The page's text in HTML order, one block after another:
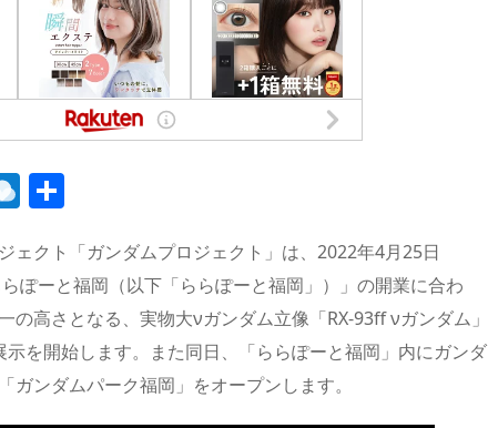
R
ai
n
d
ro
p.
io
ェクト「ガンダムプロジェクト」は、2022年4月25日
ぽーと福岡（以下「ららぽーと福岡」）」の開業に合わ
高さとなる、実物大νガンダム立像「RX-93ff νガンダム」
示を開始します。また同日、「ららぽーと福岡」内にガンダ
ンダムパーク福岡」をオープンします。